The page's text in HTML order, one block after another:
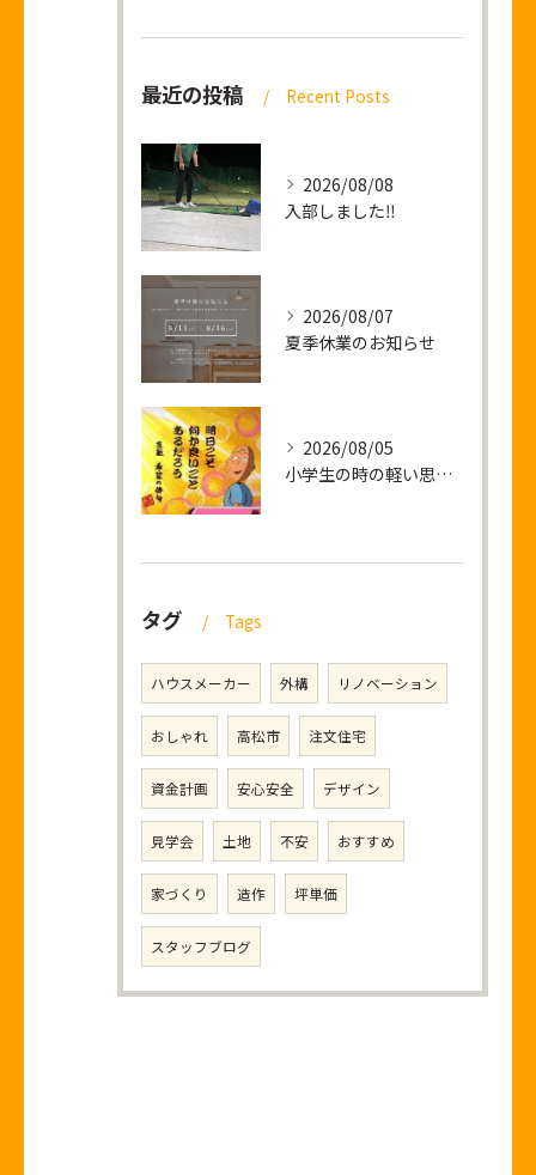
最近の投稿 Recent Posts
2026/08/08
入部しました‼
2026/08/07
夏季休業のお知らせ
2026/08/05
小学生の時の軽い思い出話し
タグ Tags
ハウスメーカー 外構 リノベーション
おしゃれ 高松市 注文住宅
資金計画 安心安全 デザイン
見学会 土地 不安 おすすめ
家づくり 造作 坪単価
スタッフブログ